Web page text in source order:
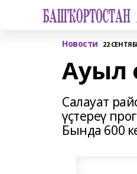
Новости 22
Ауыл
Салауат
үҫтереү
Бында 600